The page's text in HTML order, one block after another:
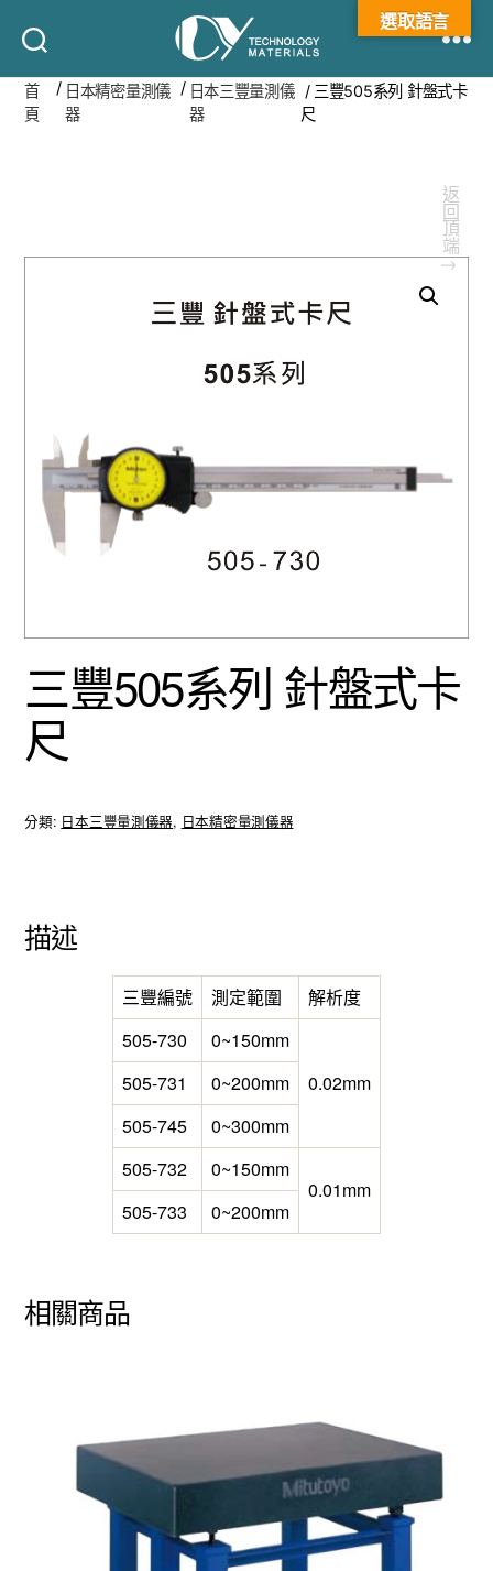
承
揚
首
頁
/ 日本精密量測儀
器
/ 日本三豐量測儀
器
/ 三豐505系列 針盤式卡
尺
三豐505系列 針盤式卡
尺
分類: 日本三豐量測儀器, 日本精密量測儀器
描述
三豐編號 測定範圍
解析度
505-730
0~150mm
0.02mm
505-731
0~200mm
505-745
0~300mm
505-732
0~150mm
0.01mm
505-733
0~200mm
相關商品
返回頂端
↑
選取語言